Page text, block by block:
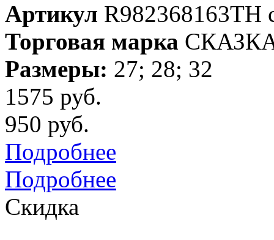
Артикул R982368163TH
Торговая марка
Размеры: 27; 28; 32
1575 руб.
950 руб.
Подробнее
Подробнее
Скидка